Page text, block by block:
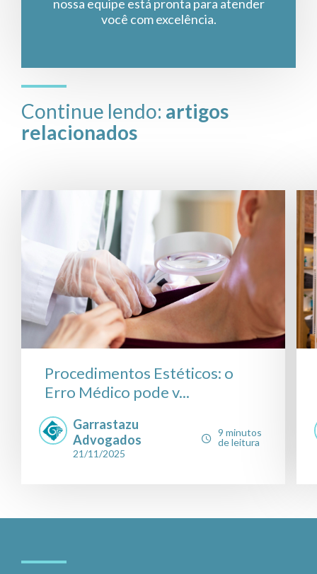
nossa equipe está pronta para atender
você com excelência.
Continue lendo: artigos
relacionados
Procedimentos Estéticos: o
Erro Médico pode v...
Garrastazu
Advogados
21/11/2025
9 minutos
de leitura